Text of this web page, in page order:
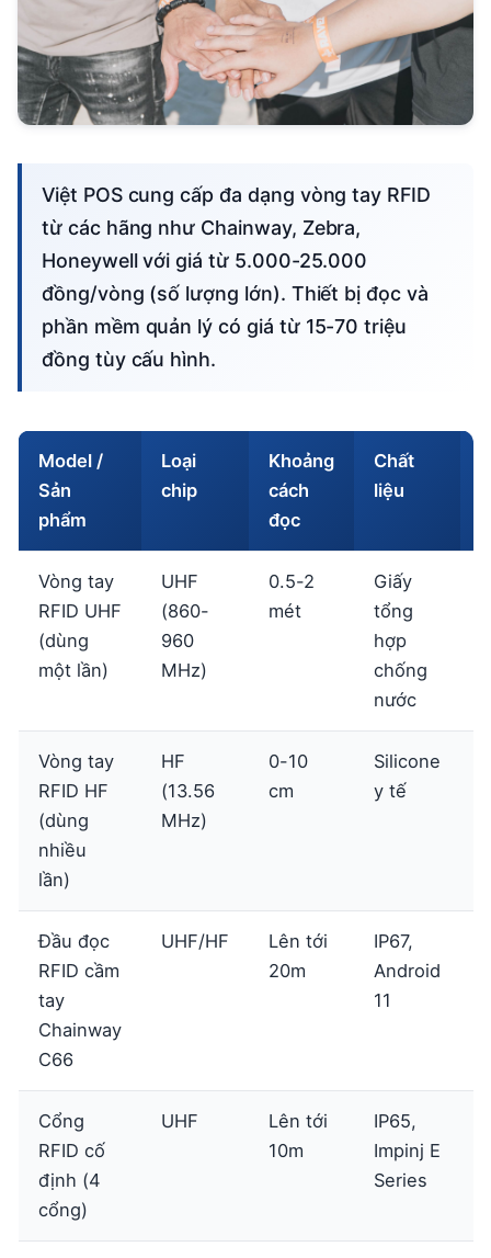
Việt POS cung cấp đa dạng vòng tay RFID
từ các hãng như Chainway, Zebra,
Honeywell với giá từ 5.000-25.000
đồng/vòng (số lượng lớn). Thiết bị đọc và
phần mềm quản lý có giá từ 15-70 triệu
đồng tùy cấu hình.
Model /
Sản
phẩm
Loại
chip
Khoảng
cách
đọc
Chất
liệu
Vòng tay
RFID UHF
(dùng
một lần)
UHF
(860-
960
MHz)
0.5-2
mét
Giấy
tổng
hợp
chống
nước
Vòng tay
RFID HF
(dùng
nhiều
lần)
HF
(13.56
MHz)
0-10
cm
Silicone
y tế
Đầu đọc
RFID cầm
tay
Chainway
C66
UHF/HF
Lên tới
20m
IP67,
Android
11
Cổng
RFID cố
định (4
cổng)
UHF
Lên tới
10m
IP65,
Impinj E
Series